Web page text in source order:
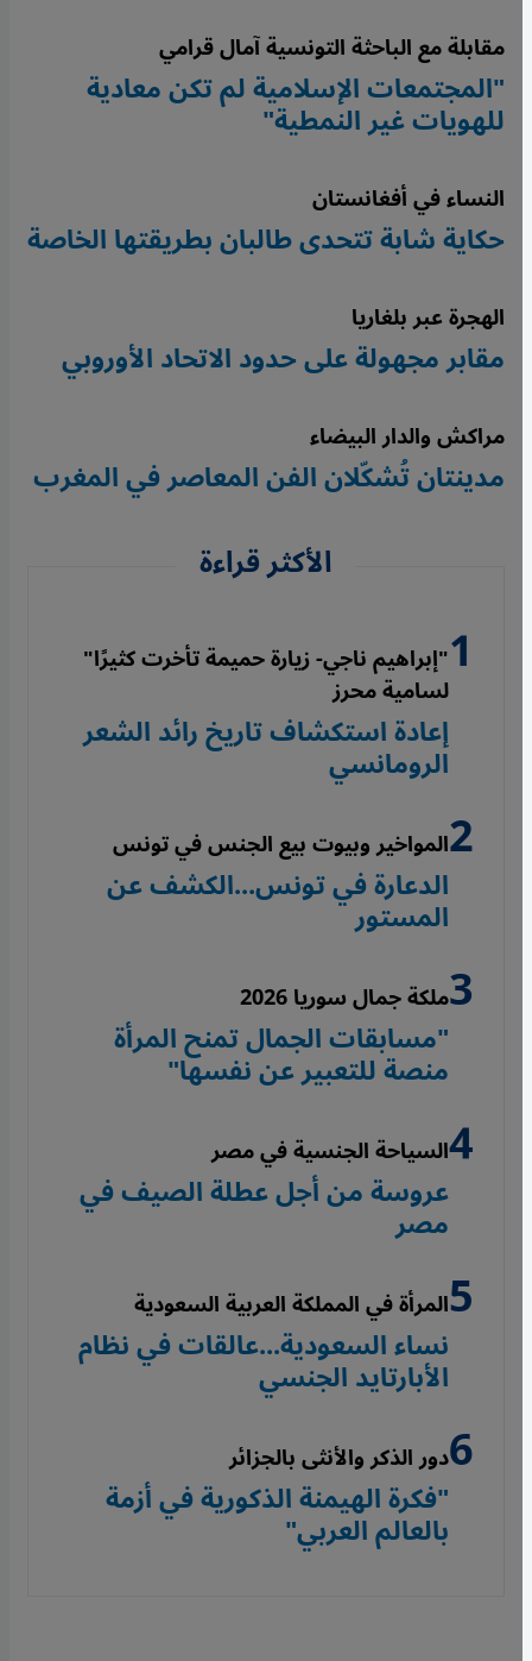
مقابلة مع الباحثة التونسية آمال قرامي
"المجتمعات الإسلامية لم تكن معادية
للهويات غير النمطية"
النساء في أفغانستان
حكاية شابة تتحدى طالبان بطريقتها الخاصة
الهجرة عبر بلغاريا
مقابر مجهولة على حدود الاتحاد الأوروبي
مراكش والدار البيضاء
مدينتان تُشكّلان الفن المعاصر في المغرب
الأكثر قراءة
"إبراهيم ناجي- زيارة حميمة تأخرت كثيرًا"
لسامية محرز
إعادة استكشاف تاريخ رائد الشعر
الرومانسي
المواخير وبيوت بيع الجنس في تونس
الدعارة في تونس...الكشف عن
المستور
ملكة جمال سوريا 2026
"مسابقات الجمال تمنح المرأة
منصة للتعبير عن نفسها"
السياحة الجنسية في مصر
عروسة من أجل عطلة الصيف في
مصر
المرأة في المملكة العربية السعودية
نساء السعودية...عالقات في نظام
الأبارتايد الجنسي
دور الذكر والأنثى بالجزائر
"فكرة الهيمنة الذكورية في أزمة
بالعالم العربي"